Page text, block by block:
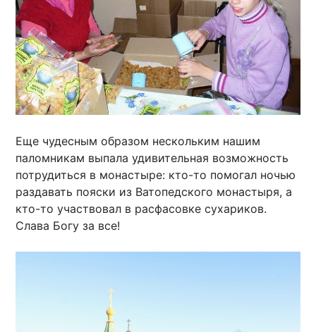
Еще чудесным образом нескольким нашим
паломникам выпала удивительная возможность
потрудиться в монастыре: кто-то помогал ночью
раздавать пояски из Ватопедского монастыря, а
кто-то участвовал в расфасовке сухариков.
Слава Богу за все!